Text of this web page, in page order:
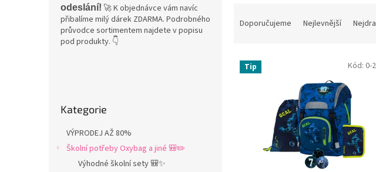
odeslání! 🚀 K objednávce vám navíc
přibalíme milý dárek ZDARMA. Podrobného
průvodce sortimentem najdete v popisu
pod produkty. 👇
kategorie
Kategorie
VÝPRODEJ AŽ 80%
Školní potřeby Oxybag a jiné 🎒✏️
Výhodné školní sety 🎒✨
n
Doporučujeme Nejlevnější
V Tip Kód: 0-